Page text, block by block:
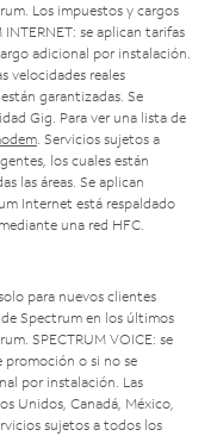
Los impuestos y cargos
se aplican tarifas
adicional por instalación.
velocidades reales
garantizadas. Se
Gig. Para ver una lista de
. Servicios sujetos a
los cuales están
las áreas. Se aplican
Internet está respaldado
una red HFC.
para nuevos clientes
Spectrum en los últimos
SPECTRUM VOICE: se
promoción o si no se
por instalación. Las
Unidos, Canadá, México,
sujetos a todos los